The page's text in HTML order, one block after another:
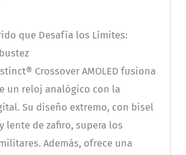
que Desafía los Límites:
Crossover AMOLED fusiona
un reloj analógico con la
Su diseño extremo, con bisel
lente de zafiro, supera los
Además, ofrece una